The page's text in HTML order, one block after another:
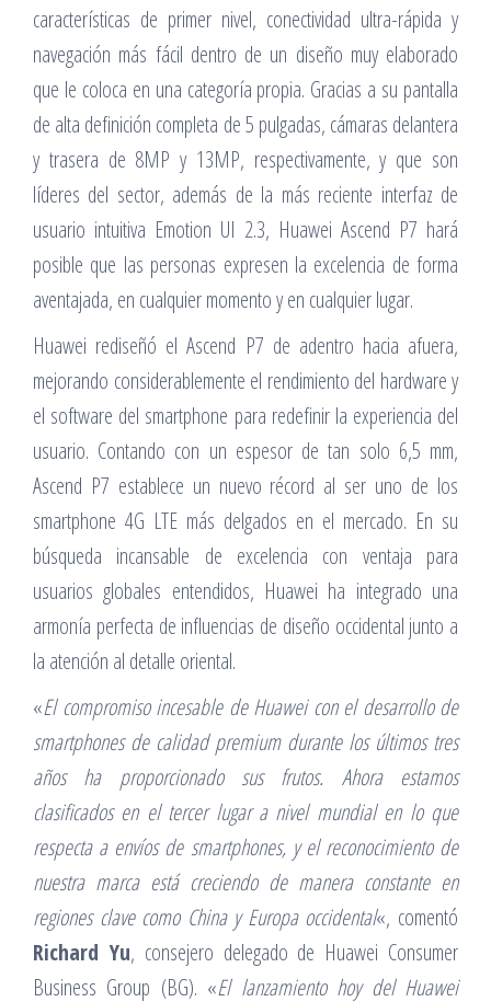
características de primer nivel, conectividad ultra-rápida y
navegación más fácil dentro de un diseño muy elaborado
que le coloca en una categoría propia. Gracias a su pantalla
de alta definición completa de 5 pulgadas, cámaras delantera
y trasera de 8MP y 13MP, respectivamente, y que son
líderes del sector, además de la más reciente interfaz de
usuario intuitiva Emotion UI 2.3, Huawei Ascend P7 hará
posible que las personas expresen la excelencia de forma
aventajada, en cualquier momento y en cualquier lugar.
Huawei rediseñó el Ascend P7 de adentro hacia afuera,
mejorando considerablemente el rendimiento del hardware y
el software del smartphone para redefinir la experiencia del
usuario. Contando con un espesor de tan solo 6,5 mm,
Ascend P7 establece un nuevo récord al ser uno de los
smartphone 4G LTE más delgados en el mercado. En su
búsqueda incansable de excelencia con ventaja para
usuarios globales entendidos, Huawei ha integrado una
armonía perfecta de influencias de diseño occidental junto a
la atención al detalle oriental.
«El compromiso incesable de Huawei con el desarrollo de
smartphones de calidad premium durante los últimos tres
años ha proporcionado sus frutos. Ahora estamos
clasificados en el tercer lugar a nivel mundial en lo que
respecta a envíos de smartphones, y el reconocimiento de
nuestra marca está creciendo de manera constante en
regiones clave como China y Europa occidental«, comentó
Richard Yu, consejero delegado de Huawei Consumer
Business Group (BG). «El lanzamiento hoy del Huawei